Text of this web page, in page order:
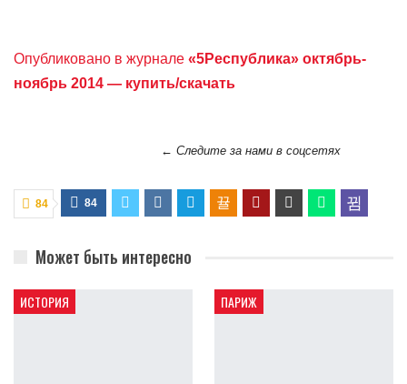
Опубликовано в журнале «5Республика» октябрь-
ноябрь 2014 — купить/скачать
← Следите за нами в соцсетях
84 84
Может быть интересно
ИСТОРИЯ ПАРИЖ